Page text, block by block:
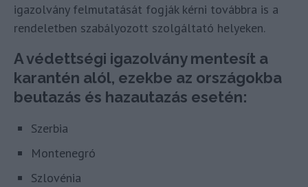
igazolvány felmutatását fogják kérni továbbra is a
rendeletben szabályozott szolgáltató helyeken.
A védettségi igazolvány mentesít a
karantén alól, ezekbe az országokba
beutazás és hazautazás esetén:
Szerbia
Montenegró
Szlovénia